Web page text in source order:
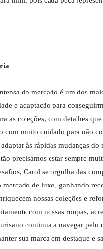
do mercado é um dos
e adaptação para
as coleções, com detalhes
muito cuidado para não
às rápidas mudanças do
precisamos estar sempre
Carol se orgulha das
de luxo, ganhando
nossas coleções e
com nossas roupas,
continua a navegar
sua marca em destaque e